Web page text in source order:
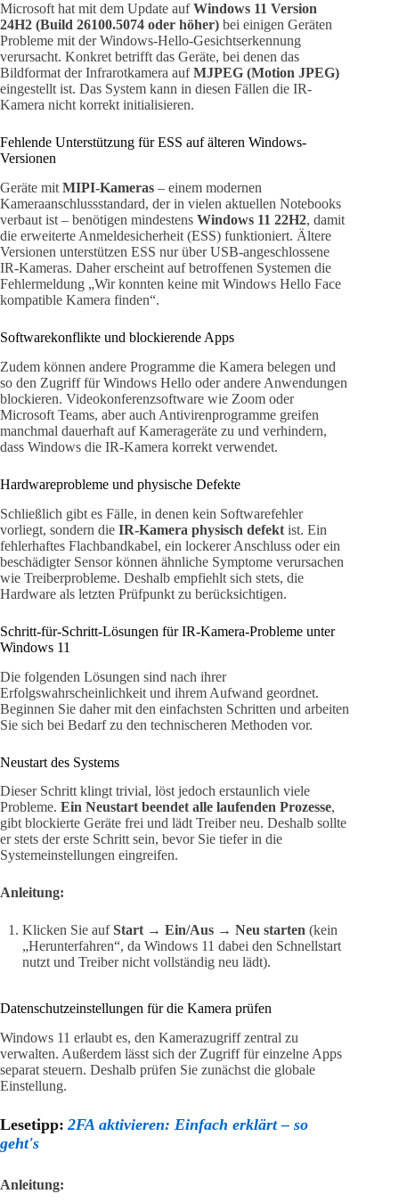
Microsoft hat mit dem Update aufWindows 11 Version
24H2 (Build 26100.5074 oder höher) bei einigen Geräten
Probleme mit der Windows-Hello-Gesichtserkennung
verursacht. Konkret betrifft das Geräte, bei denen das
Bildformat der Infrarotkamera aufMJPEG (Motion JPEG)
eingestellt ist. Das System kann in diesen Fällen die IR-
Kamera nicht korrekt initialisieren.
Fehlende Unterstützung für ESS auf älteren Windows-
Versionen
Geräte mit MIPI-Kameras – einem modernen
Kameraanschlussstandard, der in vielen aktuellen Notebooks
verbaut ist – benötigen mindestens Windows 11 22H2, damit
die erweiterte Anmeldesicherheit (ESS) funktioniert. Ältere
Versionen unterstützen ESS nur über USB-angeschlossene
IR-Kameras. Daher erscheint auf betroffenen Systemen die
Fehlermeldung „Wir konnten keine mit Windows Hello Face
kompatible Kamera finden“.
Softwarekonflikte und blockierende Apps
Zudem können andere Programme die Kamera belegen und
so den Zugriff für Windows Hello oder andere Anwendungen
blockieren. Videokonferenzsoftware wie Zoom oder
Microsoft Teams, aber auch Antivirenprogramme greifen
manchmal dauerhaft auf Kamerageräte zu und verhindern,
dass Windows die IR-Kamera korrekt verwendet.
Hardwareprobleme und physische Defekte
Schließlich gibt es Fälle, in denen kein Softwarefehler
vorliegt, sondern die IR-Kamera physisch defekt ist. Ein
fehlerhaftes Flachbandkabel, ein lockerer Anschluss oder ein
beschädigter Sensor können ähnliche Symptome verursachen
wie Treiberprobleme. Deshalb empfiehlt sich stets, die
Hardware als letzten Prüfpunkt zu berücksichtigen.
Schritt-für-Schritt-Lösungen für IR-Kamera-Probleme unter
Windows 11
Die folgenden Lösungen sind nach ihrer
Erfolgswahrscheinlichkeit und ihrem Aufwand geordnet.
Beginnen Sie daher mit den einfachsten Schritten und arbeiten
Sie sich bei Bedarf zu den technischeren Methoden vor.
Neustart des Systems
Dieser Schritt klingt trivial, löst jedoch erstaunlich viele
Probleme. Ein Neustart beendet alle laufenden Prozesse,
gibt blockierte Geräte frei und lädt Treiber neu. Deshalb sollte
er stets der erste Schritt sein, bevor Sie tiefer in die
Systemeinstellungen eingreifen.
Anleitung:
Klicken Sie aufStart → Ein/Aus → Neu starten (kein
„Herunterfahren“, da Windows 11 dabei den Schnellstart
nutzt und Treiber nicht vollständig neu lädt).
Datenschutzeinstellungen für die Kamera prüfen
Windows 11 erlaubt es, den Kamerazugriff zentral zu
verwalten. Außerdem lässt sich der Zugriff für einzelne Apps
separat steuern. Deshalb prüfen Sie zunächst die globale
Einstellung.
Lesetipp: 2FA aktivieren: Einfach erklärt – so
geht's
Anleitung: